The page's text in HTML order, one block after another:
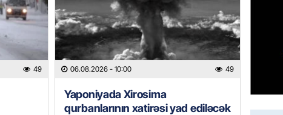
49 06.08.2026 - 10:00 49
Yaponiyada Xirosima
qurbanlarının xatirəsi yad ediləcək